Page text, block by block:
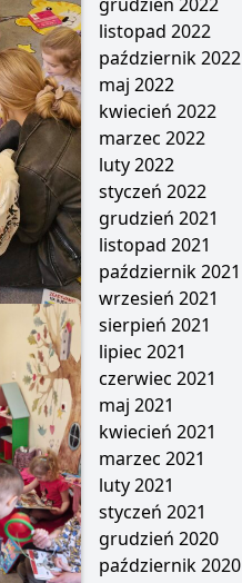
listopad 2022
październik 2022
maj 2022
kwiecień 2022
marzec 2022
luty 2022
styczeń 2022
grudzień 2021
listopad 2021
październik 2021
wrzesień 2021
sierpień 2021
lipiec 2021
czerwiec 2021
maj 2021
kwiecień 2021
marzec 2021
luty 2021
styczeń 2021
grudzień 2020
październik 2020